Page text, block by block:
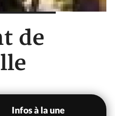
de
Infos à la une